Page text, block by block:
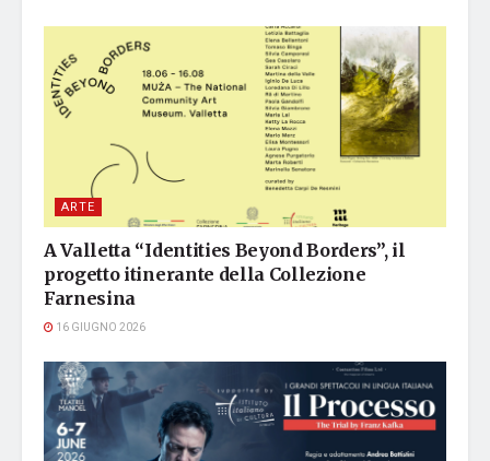
ARTE
A Valletta “Identities Beyond Borders”, il
progetto itinerante della Collezione
Farnesina
16 GIUGNO 2026